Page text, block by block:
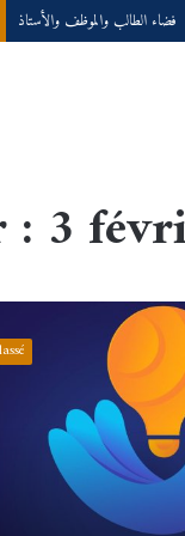
فضاء الطالب والموظف والأستاذ
: 3